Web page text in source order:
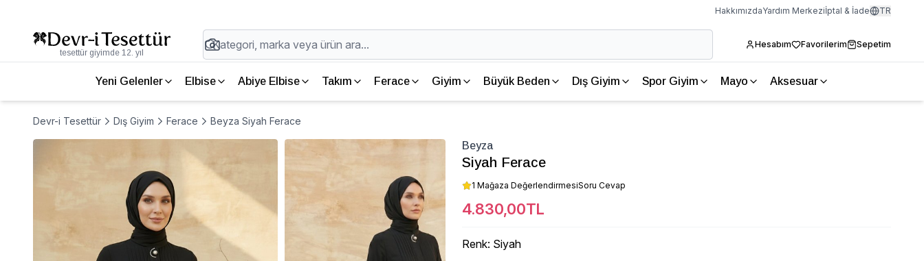
HakkımızdaYardım Merkeziİptal & İade TR
tesettür giyimde 12. yıl
Hesabım Favorilerim Sepetim
Yeni Gelenler Elbise Abiye Elbise Takım Ferace Giyim Büyük Beden Dış Giyim Spor Giyim Mayo Aksesuar
Devr-i Tesettür Dış Giyim Ferace Beyza Siyah Ferace
Beyza
Siyah Ferace
1 Mağaza DeğerlendirmesiSoru Cevap
4.830,00TL
Renk: Siyah